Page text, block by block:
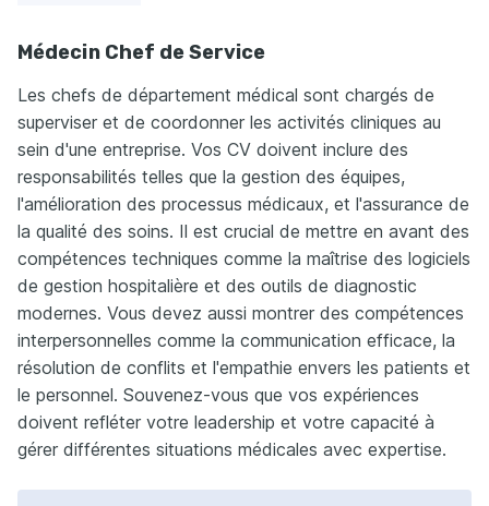
Médecin Chef de Service
Les chefs de département médical sont chargés de
superviser et de coordonner les activités cliniques au
sein d'une entreprise. Vos CV doivent inclure des
responsabilités telles que la gestion des équipes,
l'amélioration des processus médicaux, et l'assurance de
la qualité des soins. Il est crucial de mettre en avant des
compétences techniques comme la maîtrise des logiciels
de gestion hospitalière et des outils de diagnostic
modernes. Vous devez aussi montrer des compétences
interpersonnelles comme la communication efficace, la
résolution de conflits et l'empathie envers les patients et
le personnel. Souvenez-vous que vos expériences
doivent refléter votre leadership et votre capacité à
gérer différentes situations médicales avec expertise.